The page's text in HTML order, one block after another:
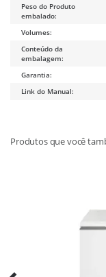
Peso do Produto
embalado:
Volumes:
Conteúdo da
embalagem:
Garantia:
Link do Manual: